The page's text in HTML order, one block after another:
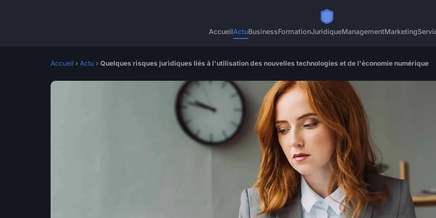
AccueilActuBusinessFormationJuridiqueManagementMarketing
Accueil › Actu › Quelques risques juridiques liés à l'utilisation des nouvelles technologies et de l'économie numérique